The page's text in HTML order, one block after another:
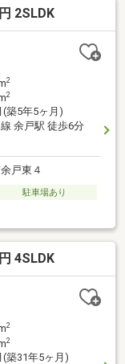
2SLDK
2
2
(築5年5ヶ月)
余戸駅 徒歩6分
戸東４
駐車場あり
4SLDK
2
2
(築31年5ヶ月)